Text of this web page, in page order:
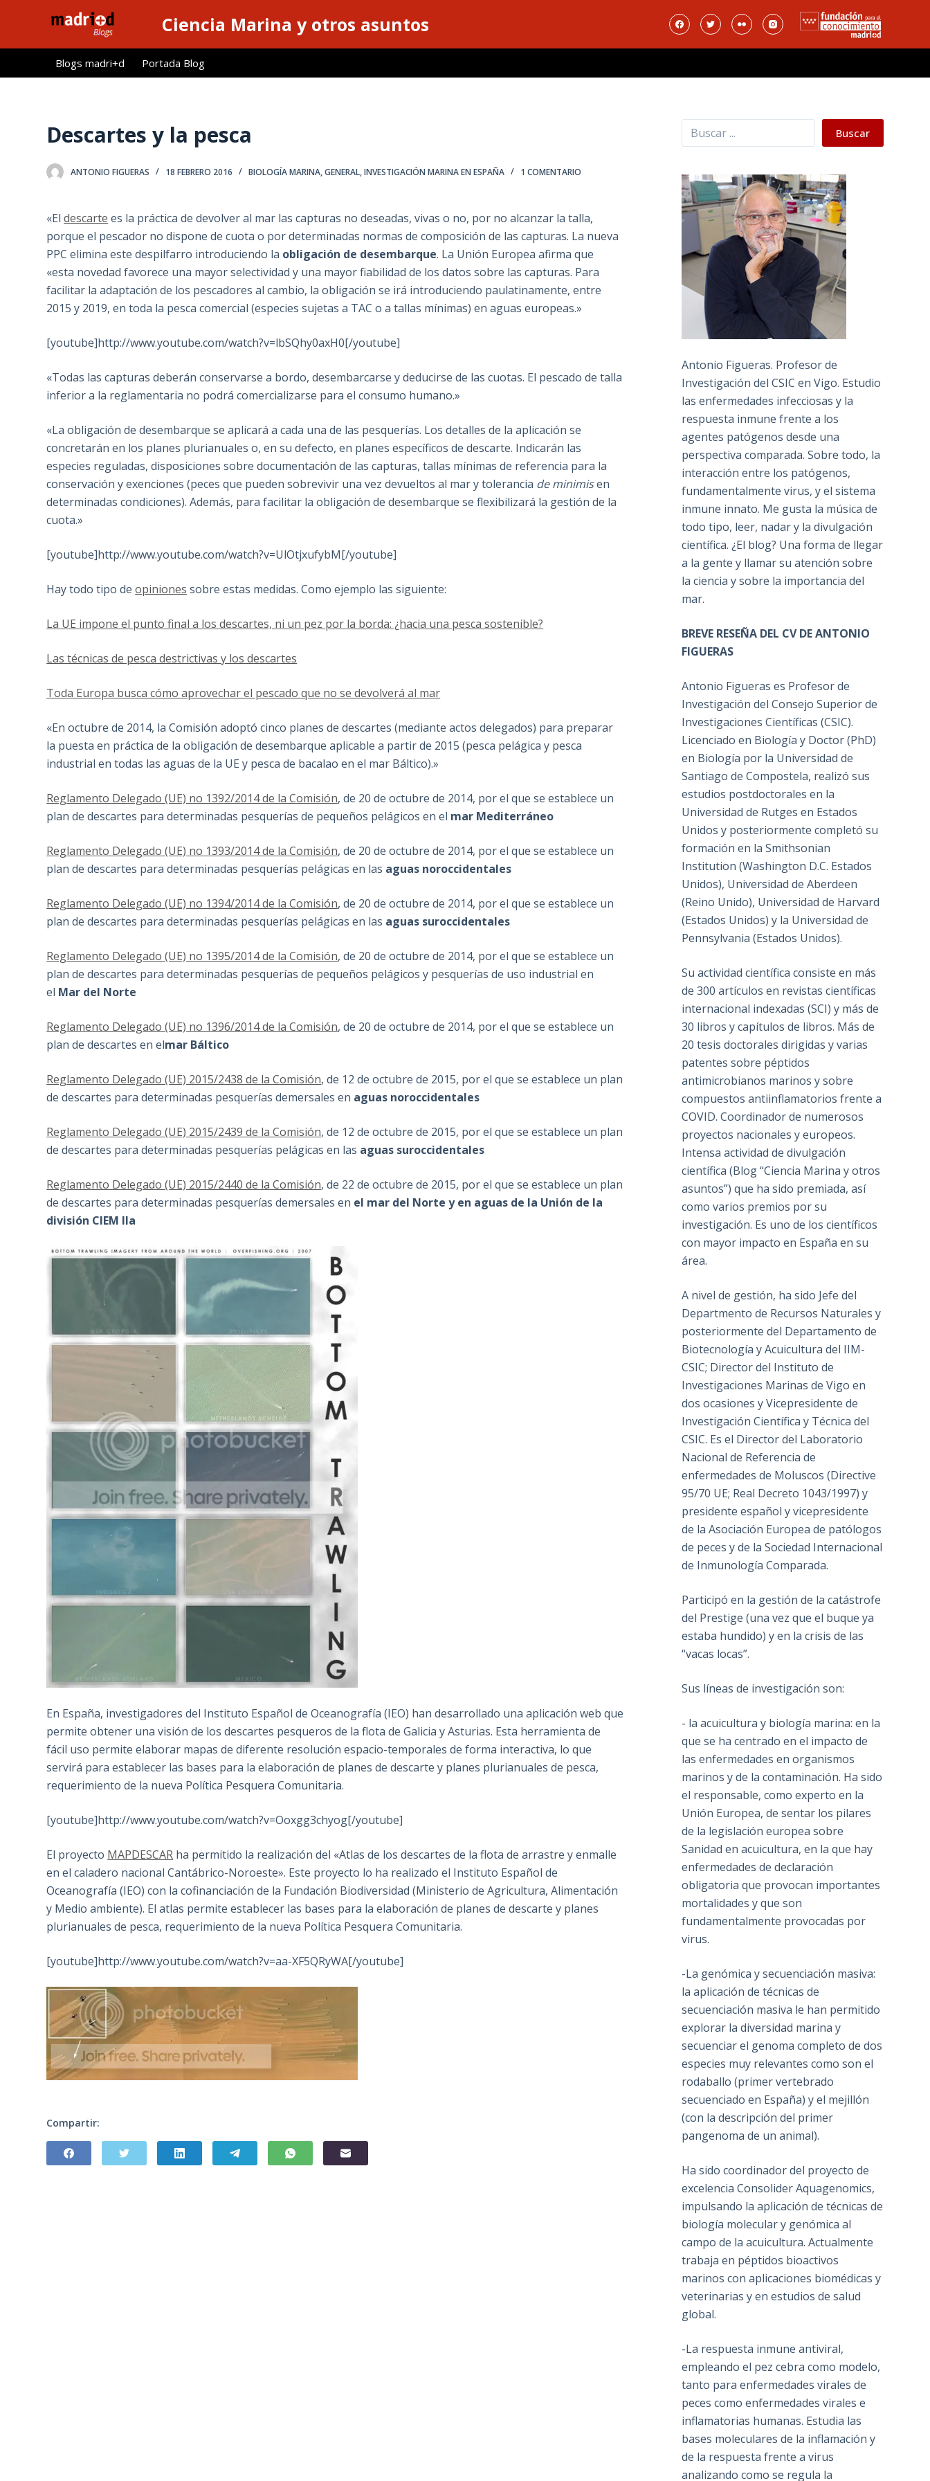
l
Ciencia Marina y otros asuntos
Blogs madri+d Portada Blog
Descartes y la pesca
ANTONIO FIGUERAS 18 FEBRERO 2016 BIOLOGÍA MARINA,GENERAL,INVESTIGACIÓN MARINA EN ESPAÑA 1 COMENTARIO
«Eldescarte es la práctica de devolver al mar las capturas no deseadas, vivas o no, por no alcanzar la talla,
porque el pescador no dispone de cuota o por determinadas normas de composición de las capturas. La nueva
PPC elimina este despilfarro introduciendo la obligación de desembarque. La Unión Europea afirma que
«esta novedad favorece una mayor selectividad y una mayor fiabilidad de los datos sobre las capturas. Para
facilitar la adaptación de los pescadores al cambio, la obligación se irá introduciendo paulatinamente, entre
2015 y 2019, en toda la pesca comercial (especies sujetas a TAC o a tallas mínimas) en aguas europeas.»
[youtube]http://www.youtube.com/watch?v=lbSQhy0axH0[/youtube]
«Todas las capturas deberán conservarse a bordo, desembarcarse y deducirse de las cuotas. El pescado de talla
inferior a la reglamentaria no podrá comercializarse para el consumo humano.»
«La obligación de desembarque se aplicará a cada una de las pesquerías. Los detalles de la aplicación se
concretarán en los planes plurianuales o, en su defecto, en planes específicos de descarte. Indicarán las
especies reguladas, disposiciones sobre documentación de las capturas, tallas mínimas de referencia para la
conservación y exenciones (peces que pueden sobrevivir una vez devueltos al mar y tolerancia de minimisen
determinadas condiciones). Además, para facilitar la obligación de desembarque se flexibilizará la gestión de la
cuota.»
[youtube]http://www.youtube.com/watch?v=UlOtjxufybM[/youtube]
Hay todo tipo deopiniones sobre estas medidas. Como ejemplo las siguiente:
La UE impone el punto final a los descartes, ni un pez por la borda: ¿hacia una pesca sostenible?
Las técnicas de pesca destrictivas y los descartes
Toda Europa busca cómo aprovechar el pescado que no se devolverá al mar
«En octubre de 2014, la Comisión adoptó cinco planes de descartes (mediante actos delegados) para preparar
la puesta en práctica de la obligación de desembarque aplicable a partir de 2015 (pesca pelágica y pesca
industrial en todas las aguas de la UE y pesca de bacalao en el mar Báltico).»
Reglamento Delegado (UE) no 1392/2014 de la Comisión, de 20 de octubre de 2014, por el que se establece un
plan de descartes para determinadas pesquerías de pequeños pelágicos en el mar Mediterráneo
Reglamento Delegado (UE) no 1393/2014 de la Comisión, de 20 de octubre de 2014, por el que se establece un
plan de descartes para determinadas pesquerías pelágicas en las aguas noroccidentales
Reglamento Delegado (UE) no 1394/2014 de la Comisión, de 20 de octubre de 2014, por el que se establece un
plan de descartes para determinadas pesquerías pelágicas en las aguas suroccidentales
Reglamento Delegado (UE) no 1395/2014 de la Comisión, de 20 de octubre de 2014, por el que se establece un
plan de descartes para determinadas pesquerías de pequeños pelágicos y pesquerías de uso industrial en
el Mar del Norte
Reglamento Delegado (UE) no 1396/2014 de la Comisión, de 20 de octubre de 2014, por el que se establece un
plan de descartes en elmar Báltico
Reglamento Delegado (UE) 2015/2438 de la Comisión, de 12 de octubre de 2015, por el que se establece un plan
de descartes para determinadas pesquerías demersales en aguas noroccidentales
Reglamento Delegado (UE) 2015/2439 de la Comisión, de 12 de octubre de 2015, por el que se establece un plan
de descartes para determinadas pesquerías pelágicas en las aguas suroccidentales
Reglamento Delegado (UE) 2015/2440 de la Comisión, de 22 de octubre de 2015, por el que se establece un plan
de descartes para determinadas pesquerías demersales en el mar del Norte y en aguas de la Unión de la
división CIEM IIa
En España, investigadores del Instituto Español de Oceanografía (IEO) han desarrollado una aplicación web que
permite obtener una visión de los descartes pesqueros de la flota de Galicia y Asturias. Esta herramienta de
fácil uso permite elaborar mapas de diferente resolución espacio-temporales de forma interactiva, lo que
servirá para establecer las bases para la elaboración de planes de descarte y planes plurianuales de pesca,
requerimiento de la nueva Política Pesquera Comunitaria.
[youtube]http://www.youtube.com/watch?v=Ooxgg3chyog[/youtube]
El proyecto MAPDESCAR ha permitido la realización del «Atlas de los descartes de la flota de arrastre y enmalle
en el caladero nacional Cantábrico-Noroeste». Este proyecto lo ha realizado el Instituto Español de
Oceanografía (IEO) con la cofinanciación de la Fundación Biodiversidad (Ministerio de Agricultura, Alimentación
y Medio ambiente). El atlas permite establecer las bases para la elaboración de planes de descarte y planes
plurianuales de pesca, requerimiento de la nueva Política Pesquera Comunitaria.
[youtube]http://www.youtube.com/watch?v=aa-XF5QRyWA[/youtube]
Compartir:
Buscar Buscar
Antonio Figueras. Profesor de
Investigación del CSIC en Vigo. Estudio
las enfermedades infecciosas y la
respuesta inmune frente a los
agentes patógenos desde una
perspectiva comparada. Sobre todo, la
interacción entre los patógenos,
fundamentalmente virus, y el sistema
inmune innato. Me gusta la música de
todo tipo, leer, nadar y la divulgación
científica. ¿El blog? Una forma de llegar
a la gente y llamar su atención sobre
la ciencia y sobre la importancia del
mar.
BREVE RESEÑA DEL CV DE ANTONIO
FIGUERAS
Antonio Figueras es Profesor de
Investigación del Consejo Superior de
Investigaciones Científicas (CSIC).
Licenciado en Biología y Doctor (PhD)
en Biología por la Universidad de
Santiago de Compostela, realizó sus
estudios postdoctorales en la
Universidad de Rutges en Estados
Unidos y posteriormente completó su
formación en la Smithsonian
Institution (Washington D.C. Estados
Unidos), Universidad de Aberdeen
(Reino Unido), Universidad de Harvard
(Estados Unidos) y la Universidad de
Pennsylvania (Estados Unidos).
Su actividad científica consiste en más
de 300 artículos en revistas científicas
internacional indexadas (SCI) y más de
30 libros y capítulos de libros. Más de
20 tesis doctorales dirigidas y varias
patentes sobre péptidos
antimicrobianos marinos y sobre
compuestos antiinflamatorios frente a
COVID. Coordinador de numerosos
proyectos nacionales y europeos.
Intensa actividad de divulgación
científica (Blog “Ciencia Marina y otros
asuntos”) que ha sido premiada, así
como varios premios por su
investigación. Es uno de los científicos
con mayor impacto en España en su
área.
A nivel de gestión, ha sido Jefe del
Departmento de Recursos Naturales y
posteriormente del Departamento de
Biotecnología y Acuicultura del IIM-
CSIC; Director del Instituto de
Investigaciones Marinas de Vigo en
dos ocasiones y Vicepresidente de
Investigación Científica y Técnica del
CSIC. Es el Director del Laboratorio
Nacional de Referencia de
enfermedades de Moluscos (Directive
95/70 UE; Real Decreto 1043/1997) y
presidente español y vicepresidente
de la Asociación Europea de patólogos
de peces y de la Sociedad Internacional
de Inmunología Comparada.
Participó en la gestión de la catástrofe
del Prestige (una vez que el buque ya
estaba hundido) y en la crisis de las
“vacas locas”.
Sus líneas de investigación son:
- la acuicultura y biología marina: en la
que se ha centrado en el impacto de
las enfermedades en organismos
marinos y de la contaminación. Ha sido
el responsable, como experto en la
Unión Europea, de sentar los pilares
de la legislación europea sobre
Sanidad en acuicultura, en la que hay
enfermedades de declaración
obligatoria que provocan importantes
mortalidades y que son
fundamentalmente provocadas por
virus.
-La genómica y secuenciación masiva:
la aplicación de técnicas de
secuenciación masiva le han permitido
explorar la diversidad marina y
secuenciar el genoma completo de dos
especies muy relevantes como son el
rodaballo (primer vertebrado
secuenciado en España) y el mejillón
(con la descripción del primer
pangenoma de un animal).
Ha sido coordinador del proyecto de
excelencia Consolider Aquagenomics,
impulsando la aplicación de técnicas de
biología molecular y genómica al
campo de la acuicultura. Actualmente
trabaja en péptidos bioactivos
marinos con aplicaciones biomédicas y
veterinarias y en estudios de salud
global.
-La respuesta inmune antiviral,
empleando el pez cebra como modelo,
tanto para enfermedades virales de
peces como enfermedades virales e
inflamatorias humanas. Estudia las
bases moleculares de la inflamación y
de la respuesta frente a virus
analizando como se regula la